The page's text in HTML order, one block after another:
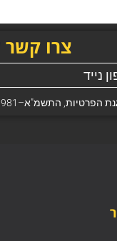
צרו קשר
(כולל תיקון 13), ובהתאם ל